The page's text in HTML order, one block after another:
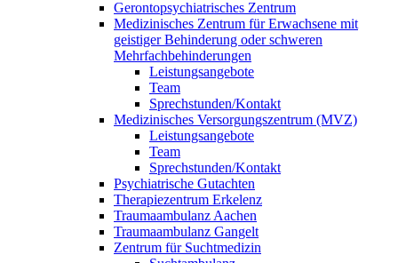
Gerontopsychiatrisches Zentrum
Medizinisches Zentrum für Erwachsene mit
geistiger Behinderung oder schweren
Mehrfachbehinderungen
Leistungsangebote
Team
Sprechstunden/Kontakt
Medizinisches Versorgungszentrum (MVZ)
Leistungsangebote
Team
Sprechstunden/Kontakt
Psychiatrische Gutachten
Therapiezentrum Erkelenz
Traumaambulanz Aachen
Traumaambulanz Gangelt
Zentrum für Suchtmedizin